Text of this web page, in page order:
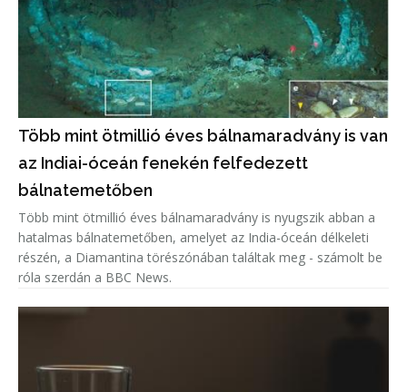
Több mint ötmillió éves bálnamaradvány is van
az Indiai-óceán fenekén felfedezett
bálnatemetőben
Több mint ötmillió éves bálnamaradvány is nyugszik abban a
hatalmas bálnatemetőben, amelyet az India-óceán délkeleti
részén, a Diamantina törészónában találtak meg - számolt be
róla szerdán a BBC News.